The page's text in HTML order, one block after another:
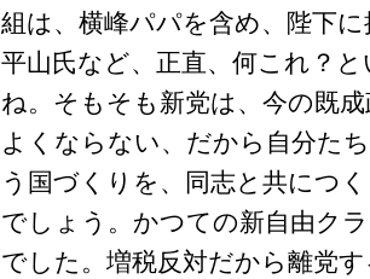
組は、横峰パパを含め、陛下
平山氏など、正直、何これ？
ね。そもそも新党は、今の既
よくならない、だから自分た
う国づくりを、同志と共につ
でしょう。かつての新自由ク
でした。増税反対だから離党